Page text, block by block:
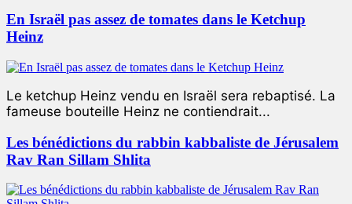
En Israël pas assez de tomates dans le Ketchup
Heinz
Le ketchup Heinz vendu en Israël sera rebaptisé. La
fameuse bouteille Heinz ne contiendrait...
Les bénédictions du rabbin kabbaliste de Jérusalem
Rav Ran Sillam Shlita